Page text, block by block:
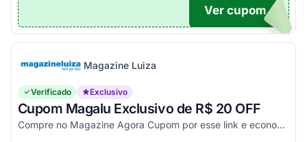
TICO
Ver cupom
Magazine Luiza
Verificado Exclusivo
Cupom Magalu Exclusivo de R$ 20 OFF
Compre no Magazine Agora Cupom por esse link e economize R$ 20 na compra de produtos acima de R$ 999 vendidos e entregues por Magazine Luiza. Economize!